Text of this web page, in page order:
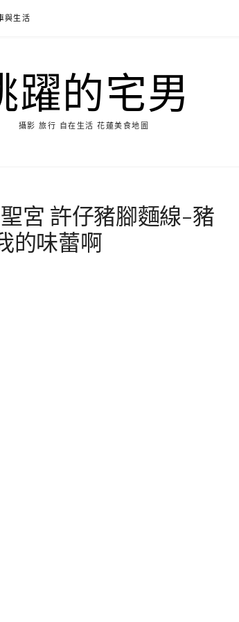
與生活
躍的宅男
攝影 旅行 自在生活 花蓮美食地圖
宮 許仔豬腳麵線-豬
的味蕾啊